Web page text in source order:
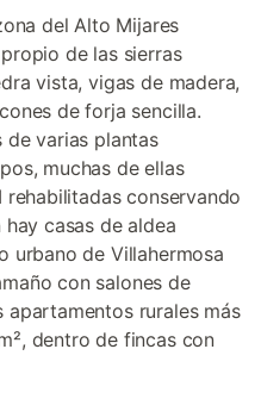
del Alto Mijares
de las sierras
vista, vigas de madera,
de forja sencilla.
de varias plantas
muchas de ellas
conservando
casas de aldea
urbano de Villahermosa
con salones de
apartamentos rurales más
dentro de fincas con